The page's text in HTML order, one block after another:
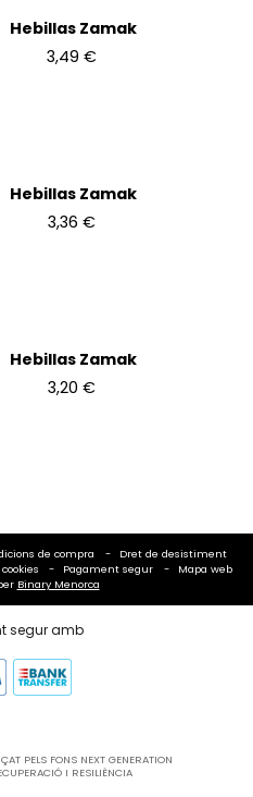
Hebillas Zamak
3,49 €
Hebillas Zamak
3,36 €
Hebillas Zamak
3,20 €
de compra
Dret de desistiment
Pagament segur
Mapa web
Binary Menorca
segur amb
PELS FONS NEXT GENERATION
I RESILIÈNCIA